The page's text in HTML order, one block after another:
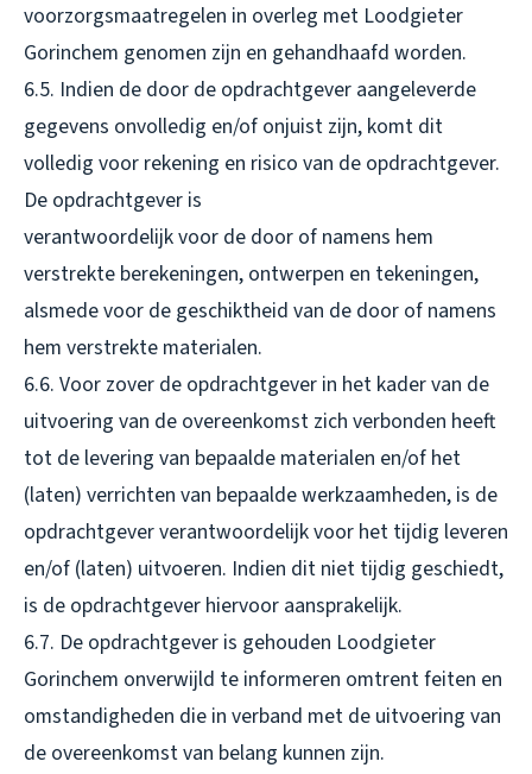
voorzorgsmaatregelen in overleg met Loodgieter
Gorinchem genomen zijn en gehandhaafd worden.
6.5. Indien de door de opdrachtgever aangeleverde
gegevens onvolledig en/of onjuist zijn, komt dit
volledig voor rekening en risico van de opdrachtgever.
De opdrachtgever is
verantwoordelijk voor de door of namens hem
verstrekte berekeningen, ontwerpen en tekeningen,
alsmede voor de geschiktheid van de door of namens
hem verstrekte materialen.
6.6. Voor zover de opdrachtgever in het kader van de
uitvoering van de overeenkomst zich verbonden heeft
tot de levering van bepaalde materialen en/of het
(laten) verrichten van bepaalde werkzaamheden, is de
opdrachtgever verantwoordelijk voor het tijdig leveren
en/of (laten) uitvoeren. Indien dit niet tijdig geschiedt,
is de opdrachtgever hiervoor aansprakelijk.
6.7. De opdrachtgever is gehouden Loodgieter
Gorinchem onverwijld te informeren omtrent feiten en
omstandigheden die in verband met de uitvoering van
de overeenkomst van belang kunnen zijn.